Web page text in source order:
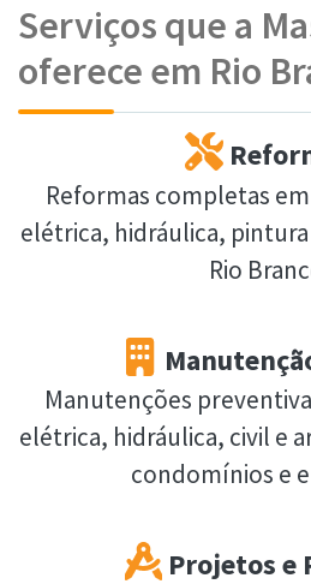
Serviços que a
oferece em Rio
Reformas completas
elétrica, hidráulica,
Rio
Manutenções
elétrica, hidráulica, civil e
condomínios e
Projetos e